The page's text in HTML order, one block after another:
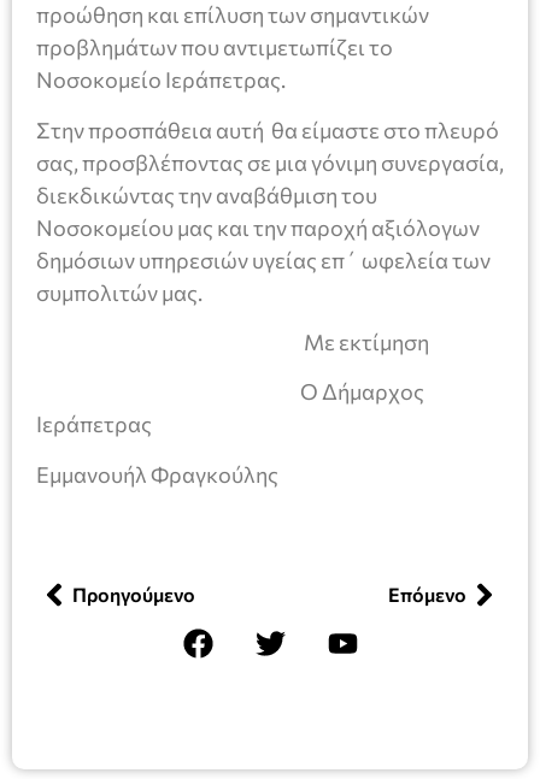
προώθηση και επίλυση των σημαντικών
προβλημάτων που αντιμετωπίζει το
Νοσοκομείο Ιεράπετρας.
Στην προσπάθεια αυτή θα είμαστε στο πλευρό
σας, προσβλέποντας σε μια γόνιμη συνεργασία,
διεκδικώντας την αναβάθμιση του
Νοσοκομείου μας και την παροχή αξιόλογων
δημόσιων υπηρεσιών υγείας επ΄ ωφελεία των
συμπολιτών μας.
Με εκτίμηση
Ο Δήμαρχος
Ιεράπετρας
Εμμανουήλ Φραγκούλης
Προηγούμενο Επόμενο